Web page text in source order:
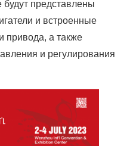
представлены
и встроенные
привода, а также
и регулирования